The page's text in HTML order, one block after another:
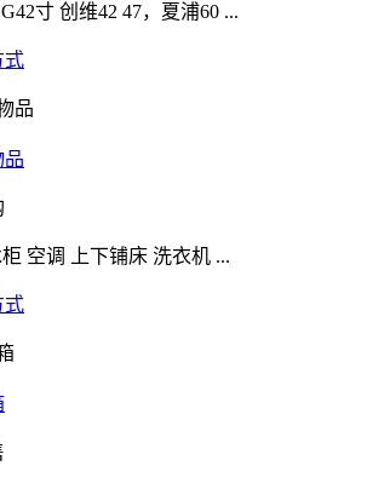
寸 创维42 47，夏浦60 ...
式
品
空调 上下铺床 洗衣机 ...
式